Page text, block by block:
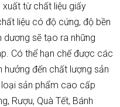
từ chất liệu giấy
liệu có độ cứng, độ bền
dương sẽ tạo ra những
Có thể hạn chế được các
đến chất lượng sản
sản phẩm cao cấp
Rượu, Quà Tết, Bánh